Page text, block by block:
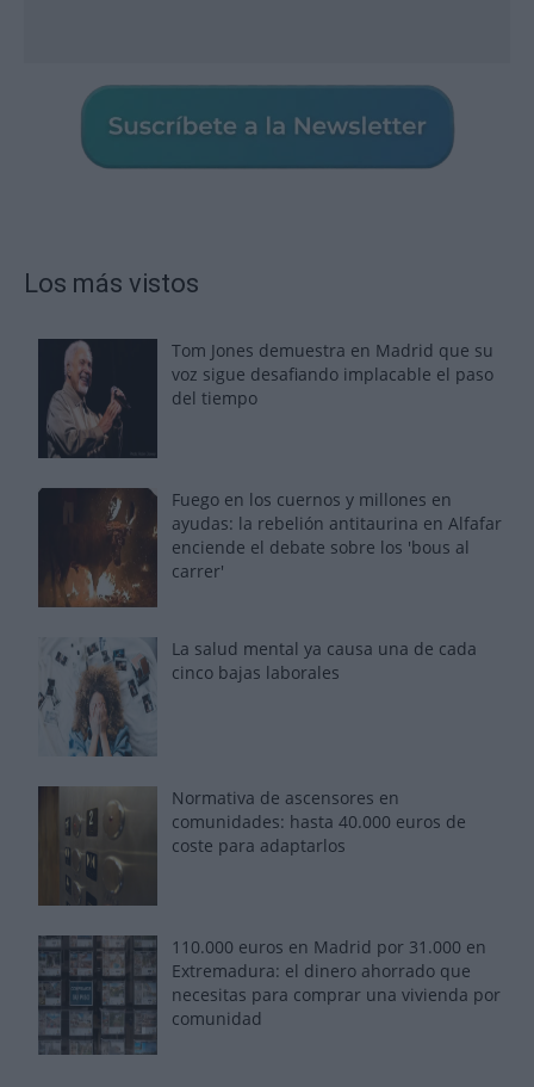
Los más vistos
Tom Jones demuestra en Madrid que su
voz sigue desafiando implacable el paso
del tiempo
Fuego en los cuernos y millones en
ayudas: la rebelión antitaurina en Alfafar
enciende el debate sobre los 'bous al
carrer'
La salud mental ya causa una de cada
cinco bajas laborales
Normativa de ascensores en
comunidades: hasta 40.000 euros de
coste para adaptarlos
110.000 euros en Madrid por 31.000 en
Extremadura: el dinero ahorrado que
necesitas para comprar una vivienda por
comunidad